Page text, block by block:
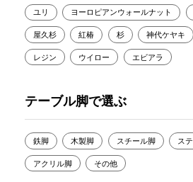
ユリ ヨーロピアンウォールナット
屋久杉 紅椿 杉 神代ケヤキ
レジン ウイロー エビアラ
テーブル脚で選ぶ
鉄脚 木製脚 スチール脚 ス
アクリル脚 その他